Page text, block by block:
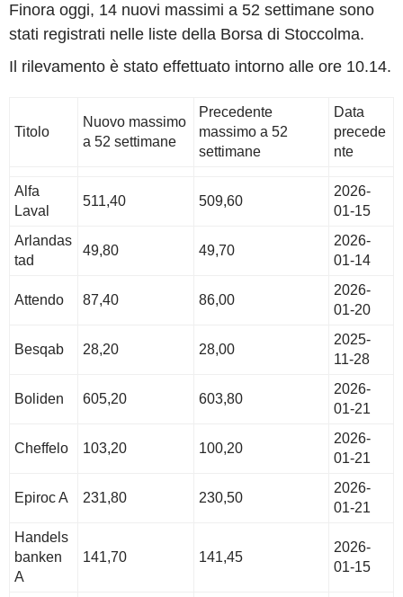
Finora oggi, 14 nuovi massimi a 52 settimane sono
stati registrati nelle liste della Borsa di Stoccolma.
Il rilevamento è stato effettuato intorno alle ore 10.14.
Titolo
Nuovo massimo
a 52 settimane
Precedente
massimo a 52
settimane
Data
precede
nte
Alfa
Laval
511,40 509,60
2026-
01-15
Arlandas
tad
49,80 49,70
2026-
01-14
Attendo 87,40 86,00
2026-
01-20
Besqab 28,20 28,00
2025-
11-28
Boliden 605,20 603,80
2026-
01-21
Cheffelo 103,20 100,20
2026-
01-21
Epiroc A 231,80 230,50
2026-
01-21
Handels
banken
A
141,70 141,45
2026-
01-15